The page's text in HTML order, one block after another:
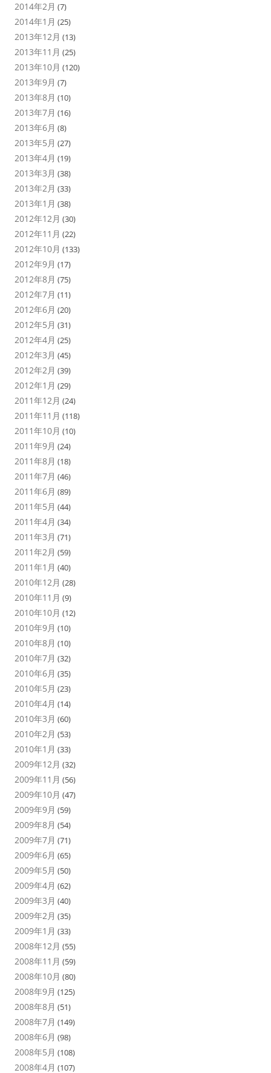
2014年2月 (7)
2014年1月 (25)
2013年12月 (13)
2013年11月 (25)
2013年10月 (120)
2013年9月 (7)
2013年8月 (10)
2013年7月 (16)
2013年6月 (8)
2013年5月 (27)
2013年4月 (19)
2013年3月 (38)
2013年2月 (33)
2013年1月 (38)
2012年12月 (30)
2012年11月 (22)
2012年10月 (133)
2012年9月 (17)
2012年8月 (75)
2012年7月 (11)
2012年6月 (20)
2012年5月 (31)
2012年4月 (25)
2012年3月 (45)
2012年2月 (39)
2012年1月 (29)
2011年12月 (24)
2011年11月 (118)
2011年10月 (10)
2011年9月 (24)
2011年8月 (18)
2011年7月 (46)
2011年6月 (89)
2011年5月 (44)
2011年4月 (34)
2011年3月 (71)
2011年2月 (59)
2011年1月 (40)
2010年12月 (28)
2010年11月 (9)
2010年10月 (12)
2010年9月 (10)
2010年8月 (10)
2010年7月 (32)
2010年6月 (35)
2010年5月 (23)
2010年4月 (14)
2010年3月 (60)
2010年2月 (53)
2010年1月 (33)
2009年12月 (32)
2009年11月 (56)
2009年10月 (47)
2009年9月 (59)
2009年8月 (54)
2009年7月 (71)
2009年6月 (65)
2009年5月 (50)
2009年4月 (62)
2009年3月 (40)
2009年2月 (35)
2009年1月 (33)
2008年12月 (55)
2008年11月 (59)
2008年10月 (80)
2008年9月 (125)
2008年8月 (51)
2008年7月 (149)
2008年6月 (98)
2008年5月 (108)
2008年4月 (107)